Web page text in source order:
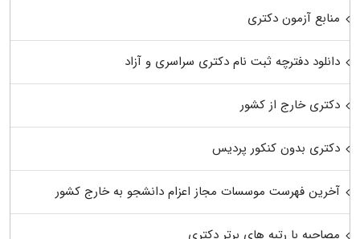
منابع آزمون دکتری
دانلود دفترچه ثبت نام دکتری سراسری و آزاد
دکتری خارج از کشور
دکتری بدون کنکور پردیس
آخرین فهرست موسسات مجاز اعزام دانشجو به خارج کشور
مصاحبه با رتبه های برتر دکتری